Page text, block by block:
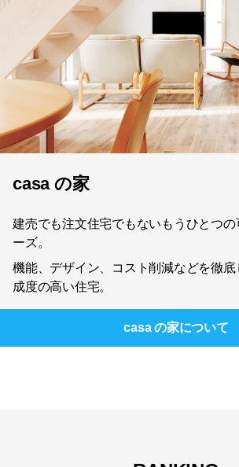
casa の家
建売でも注文住宅でもないもうひとつの
ーズ。
機能、デザイン、コスト削減などを徹
成度の高い住宅。
casa の家について